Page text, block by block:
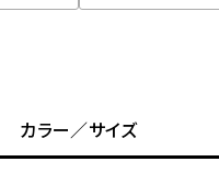
カラー／サイズ